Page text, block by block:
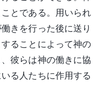
とである。用いられ
きを行った後に送り
ることによって神の
彼らは神の働きに協
る人たちに作用する